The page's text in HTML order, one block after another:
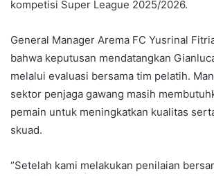
kompetisi Super League 2025/2026.
General Manager Arema FC Yusrinal
bahwa keputusan mendatangkan
melalui evaluasi bersama tim pelatih.
sektor penjaga gawang masih
pemain untuk meningkatkan kualitas
skuad.
“Setelah kami melakukan penilaian